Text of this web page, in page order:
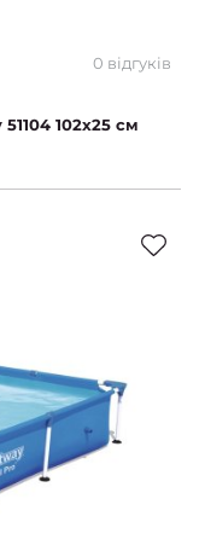
0 відгуків
102х25 см